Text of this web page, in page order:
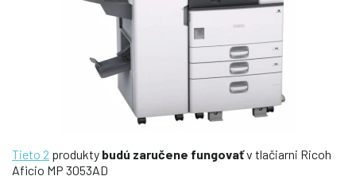
Tieto 2 produkty budú zaručene fungovaťv tlačiarni Ricoh
Aficio MP 3053AD